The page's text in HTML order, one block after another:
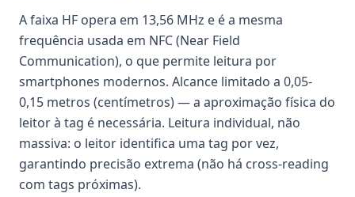
A faixa HF opera em 13,56 MHz e é a mesma
frequência usada em NFC (Near Field
Communication), o que permite leitura por
smartphones modernos. Alcance limitado a 0,05-
0,15 metros (centímetros) — a aproximação física do
leitor à tag é necessária. Leitura individual, não
massiva: o leitor identifica uma tag por vez,
garantindo precisão extrema (não há cross-reading
com tags próximas).